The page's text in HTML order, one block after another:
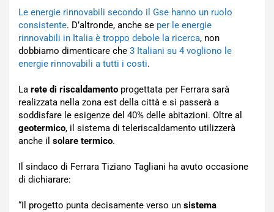
Le energie rinnovabili secondo il Gse hanno un ruolo
consistente. D’altronde, anche se per le energie
rinnovabili in Italia è troppo debole la ricerca, non
dobbiamo dimenticare che 3 Italiani su 4 vogliono le
energie rinnovabili a tutti i costi.
La rete di riscaldamento progettata per Ferrara sarà
realizzata nella zona est della città e si passerà a
soddisfare le esigenze del 40% delle abitazioni. Oltre al
geotermico, il sistema di teleriscaldamento utilizzerà
anche il solare termico.
Il sindaco di Ferrara Tiziano Tagliani ha avuto occasione
di dichiarare:
“Il progetto punta decisamente verso un sistema